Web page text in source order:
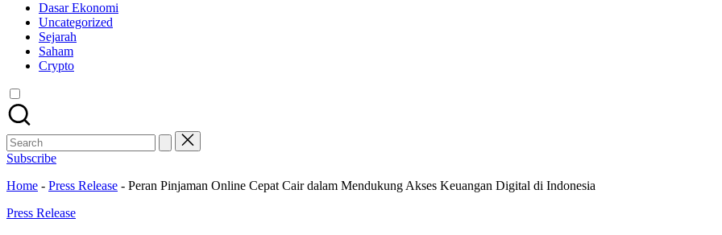
Dasar Ekonomi
Uncategorized
Sejarah
Saham
Crypto
Search
for:
Subscribe
Home - Press Release - Peran Pinjaman Online Cepat Cair dalam Mendukung Akses Keuangan Digital di Indonesia
Posted
Press Release